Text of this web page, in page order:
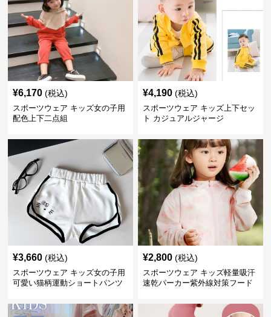
¥6,170 (税込)
スポーツウェア キッズ女の子用
配色上下二点組
¥4,190 (税込)
スポーツウェア キッズ上下セッ
ト カジュアルジャージ
¥3,660 (税込)
スポーツウェア キッズ女の子用
可愛い猫柄運動ショートパンツ
¥2,800 (税込)
スポーツウェア キッズ軽量吸汗
速乾パーカー紫外線対策フード